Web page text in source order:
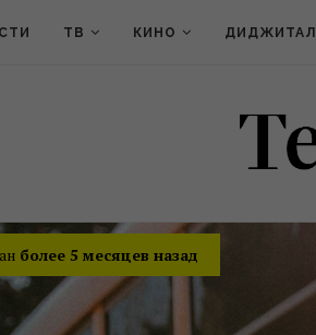
ТВ КИНО ДИДЖИТАЛ
более 5 месяцев назад